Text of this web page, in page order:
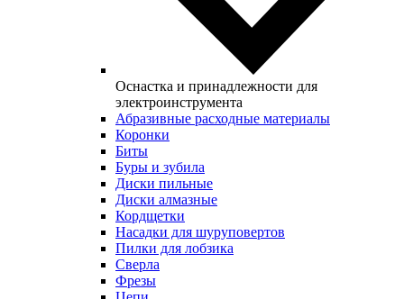
Оснастка и принадлежности для
электроинструмента
Абразивные расходные материалы
Коронки
Биты
Буры и зубила
Диски пильные
Диски алмазные
Кордщетки
Насадки для шуруповертов
Пилки для лобзика
Сверла
Фрезы